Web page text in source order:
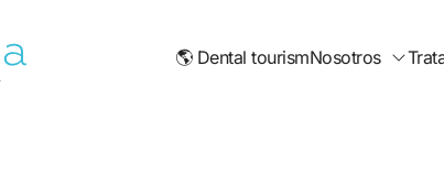
🌎Dental tourismNosotros